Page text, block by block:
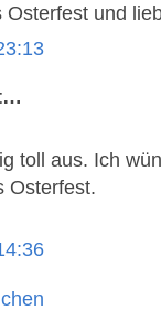
Osterfest und
toll aus. Ich
Osterfest.